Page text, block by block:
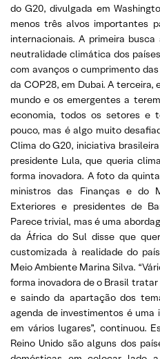
do G20, divulgada em
menos três alvos importantes
internacionais. A primeira
neutralidade climática dos
com avanços o cumprimento
da COP28, em Dubai. A terceira,
mundo e os emergentes a
economia, todos os setores e
pouco, mas é algo muito
Clima do G20, iniciativa
presidente Lula, que queria
forma inovadora. A foto da
ministros das Finanças e do
Exteriores e presidentes de
Parece trivial, mas é uma
da África do Sul disse que
customizada à realidade do
Meio Ambiente Marina Silva.
forma inovadora de o Brasil
e saindo da apartação dos
agenda de investimentos é
em vários lugares”, continuou.
Reino Unido são alguns dos